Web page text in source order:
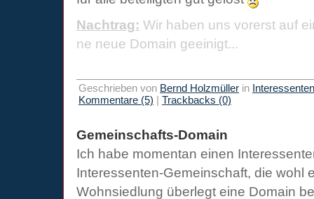
Nachtrag: Wir haben uns vorerst auf
ne neue Domain geeinigt...
Geschrieben von Bernd Holzmüller in
Kommentare (5) | Trackbacks (0)
Gemeinschafts-Domain
Ich habe momentan einen
Interessenten-Gemeinschaft, die wohl
Wohnsiedlung überlegt eine Domain